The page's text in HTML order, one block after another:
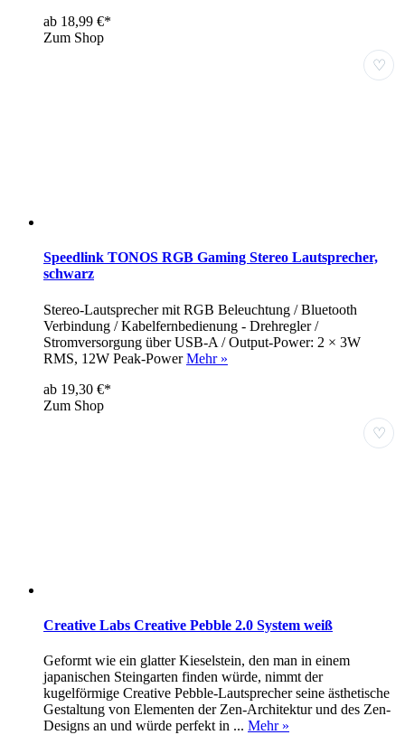
ab 18,99 €*
Zum Shop
♡
Speedlink TONOS RGB Gaming Stereo Lautsprecher,
schwarz
Stereo-Lautsprecher mit RGB Beleuchtung / Bluetooth
Verbindung / Kabelfernbedienung - Drehregler /
Stromversorgung über USB-A / Output-Power: 2 × 3W
RMS, 12W Peak-PowerMehr »
ab 19,30 €*
Zum Shop
♡
Creative Labs Creative Pebble 2.0 System weiß
Geformt wie ein glatter Kieselstein, den man in einem
japanischen Steingarten finden würde, nimmt der
kugelförmige Creative Pebble-Lautsprecher seine ästhetische
Gestaltung von Elementen der Zen-Architektur und des Zen-
Designs an und würde perfekt in ... Mehr »